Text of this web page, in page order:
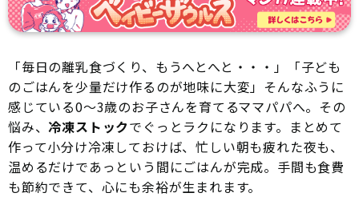
「毎日の離乳食づくり、もうへとへと・・・」「子ども
のごはんを少量だけ作るのが地味に大変」そんなふうに
感じている0〜3歳のお子さんを育てるママパパへ。その
悩み、冷凍ストックでぐっとラクになります。まとめて
作って小分け冷凍しておけば、忙しい朝も疲れた夜も、
温めるだけであっという間にごはんが完成。手間も食費
も節約できて、心にも余裕が生まれます。